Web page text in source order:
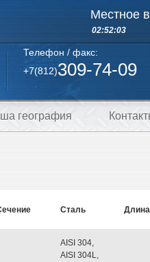
Местное
02:52:04
Телефон / факс:
+7(812)309-74-09
география
Сталь Длина
AISI 304,
AISI 304L,